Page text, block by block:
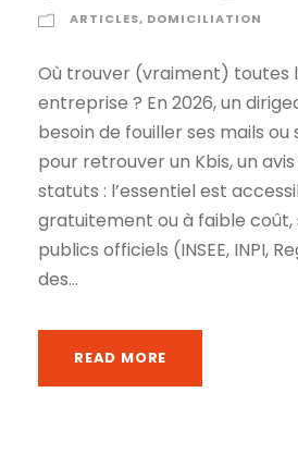
ARTICLES, DOMICILIATION
Où trouver (vraiment) toutes
entreprise ? En 2026, un
besoin de fouiller ses mails ou
pour retrouver un Kbis, un avis
statuts : l’essentiel est
gratuitement ou à faible coût,
publics officiels (INSEE, INPI,
des...
READ MORE